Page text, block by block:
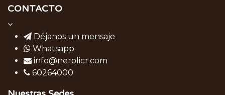
CONTACTO
Déjanos un mensaje
Whatsapp
info@nerolicr.com
60264000